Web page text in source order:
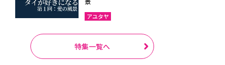
アユタヤ
特集一覧へ